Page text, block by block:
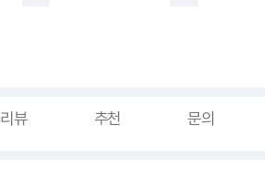
리뷰 추천 문의